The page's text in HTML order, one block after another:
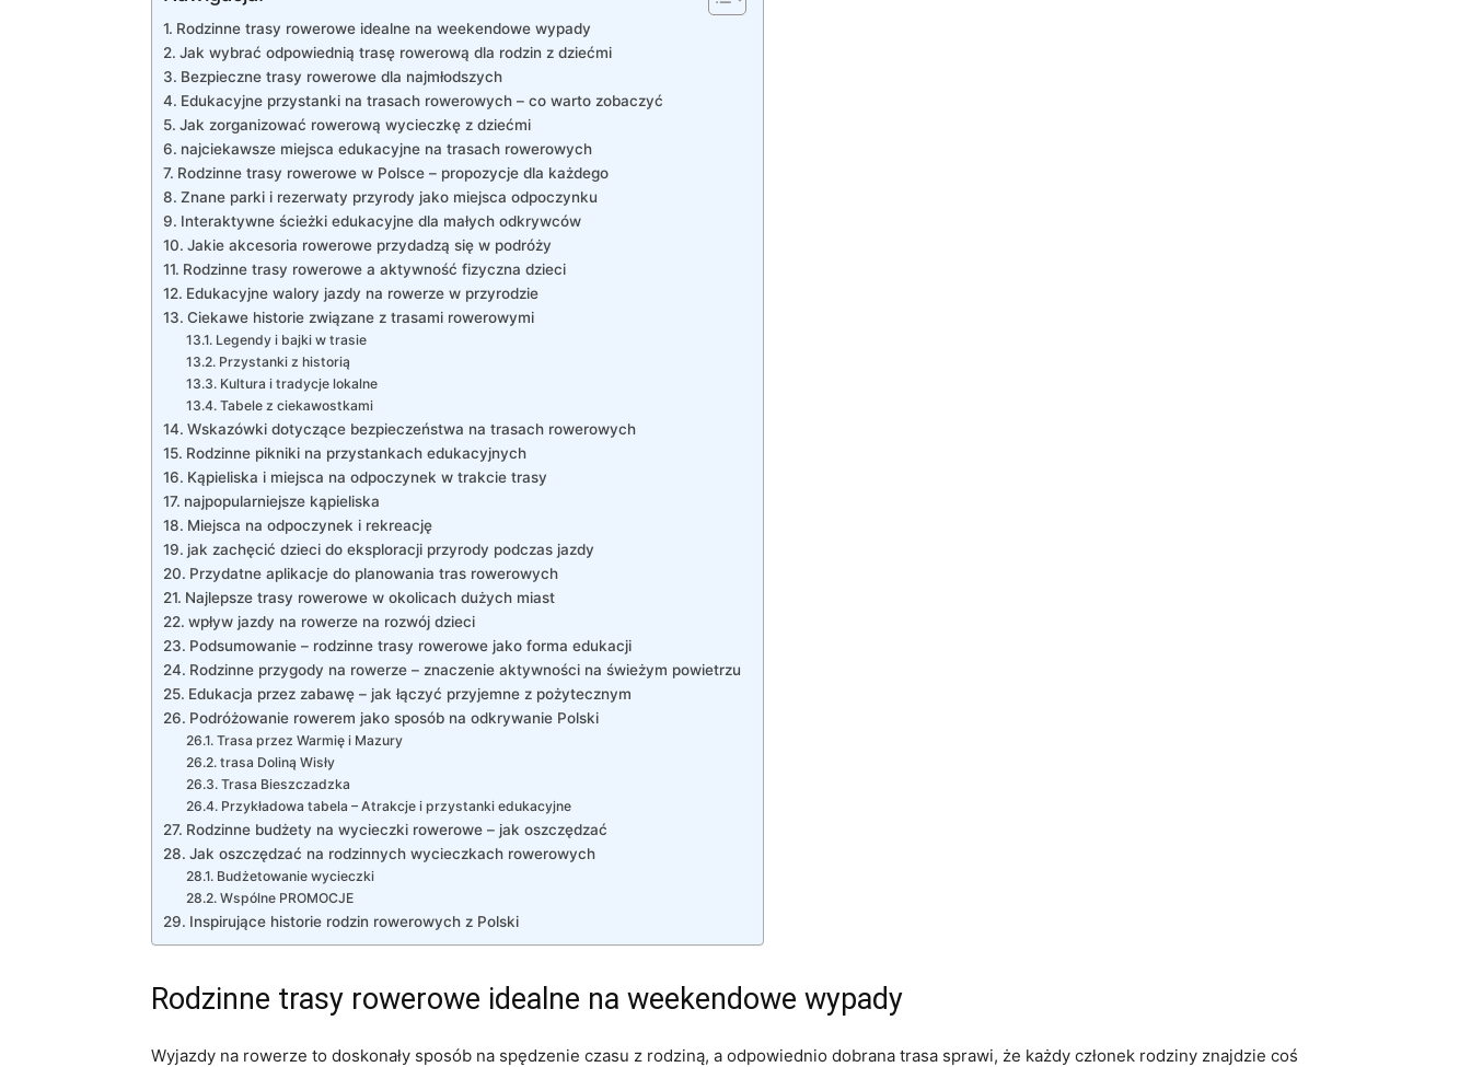
Rodzinne trasy rowerowe idealne na weekendowe wypady
Jak wybrać odpowiednią trasę rowerową dla rodzin z dziećmi
Bezpieczne trasy rowerowe dla najmłodszych
Edukacyjne przystanki na trasach rowerowych – co warto zobaczyć
Jak zorganizować rowerową wycieczkę z dziećmi
najciekawsze miejsca edukacyjne na trasach rowerowych
Rodzinne trasy rowerowe w Polsce – propozycje dla każdego
Znane parki i rezerwaty przyrody jako miejsca odpoczynku
Interaktywne ścieżki edukacyjne dla małych odkrywców
Jakie akcesoria rowerowe przydadzą się w podróży
Rodzinne trasy rowerowe a aktywność fizyczna dzieci
Edukacyjne walory jazdy na rowerze w przyrodzie
Ciekawe historie związane z trasami rowerowymi
Legendy i bajki w trasie
Przystanki z historią
Kultura i tradycje lokalne
Tabele z ciekawostkami
Wskazówki dotyczące bezpieczeństwa na trasach rowerowych
Rodzinne pikniki na przystankach edukacyjnych
Kąpieliska i miejsca na odpoczynek w trakcie trasy
najpopularniejsze kąpieliska
Miejsca na odpoczynek i rekreację
jak zachęcić dzieci do eksploracji przyrody podczas jazdy
Przydatne aplikacje do planowania tras rowerowych
Najlepsze trasy rowerowe w okolicach dużych miast
wpływ jazdy na rowerze na rozwój dzieci
Podsumowanie – rodzinne trasy rowerowe jako forma edukacji
Rodzinne przygody na rowerze – znaczenie aktywności na świeżym powietrzu
Edukacja przez zabawę – jak łączyć przyjemne z pożytecznym
Podróżowanie rowerem jako sposób na odkrywanie Polski
Trasa przez Warmię i Mazury
trasa Doliną Wisły
Trasa Bieszczadzka
Przykładowa tabela – Atrakcje i przystanki edukacyjne
Rodzinne budżety na wycieczki rowerowe – jak oszczędzać
Jak oszczędzać na rodzinnych wycieczkach rowerowych
Budżetowanie wycieczki
Wspólne PROMOCJE
Inspirujące historie rodzin rowerowych z Polski
Rodzinne trasy rowerowe idealne na weekendowe wypady
Wyjazdy na rowerze to doskonały sposób na spędzenie czasu z rodziną, a odpowiednio dobrana trasa sprawi, że każdy członek rodziny znajdzie coś